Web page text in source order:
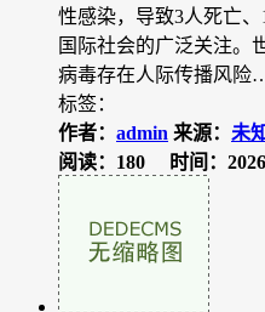
性感染，导致3人死亡
国际社会的广泛关注。
病毒存在人际传播风险
标签：
作者： admin 来源： 未
阅读：180
时间：